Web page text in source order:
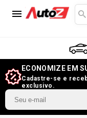
ECONOMIZE EM
Cadastre-se e
exclusivo.